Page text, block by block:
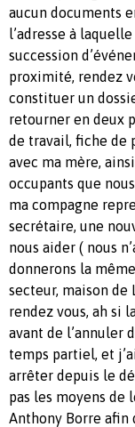
aucun documents
l’adresse à
succession
proximité, rendez
constituer un
retourner en deux
de travail, fiche de
avec ma mère,
occupants que
ma compagne
secrétaire, une
nous aider ( nous
donnerons la
secteur, maison de
rendez vous, ah si
avant de l’annuler
temps partiel, et
arrêter depuis le
pas les moyens de
Anthony Borre afin